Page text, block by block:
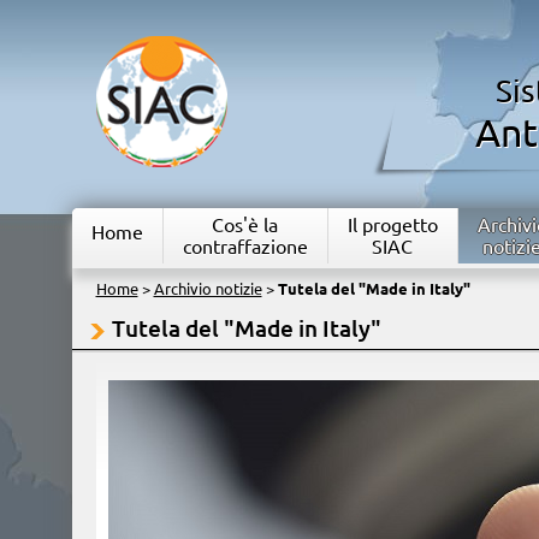
Home
Cos'è la
contraffazione
Il progetto
SIAC
Home> Archivio notizie> Tutela del "Made in Italy"
Tutela del "Made in Italy"